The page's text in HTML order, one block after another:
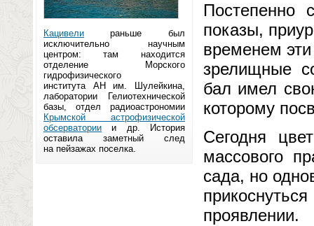
Кацивели раньше был
исключительно научным
центром: там находится
отделение Морского
гидрофизического
института АН им. Шулейкина,
лаборатории Гелиотехнической
базы, отдел радиоастрономии
Крымской астрофизической
обсерватории и др. История
оставила заметный след
на пейзажах поселка.
Постепенно
показы,
временем
зрелищные
бал имел
которому
Сегодня
массового
сада, но
проявлении.